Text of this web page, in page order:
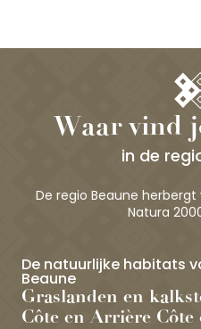
Waar vind
in de
De regio Beaune
Natura
De natuurlijke habitats
Beaune
Graslanden en
Côte en Arrière Côte